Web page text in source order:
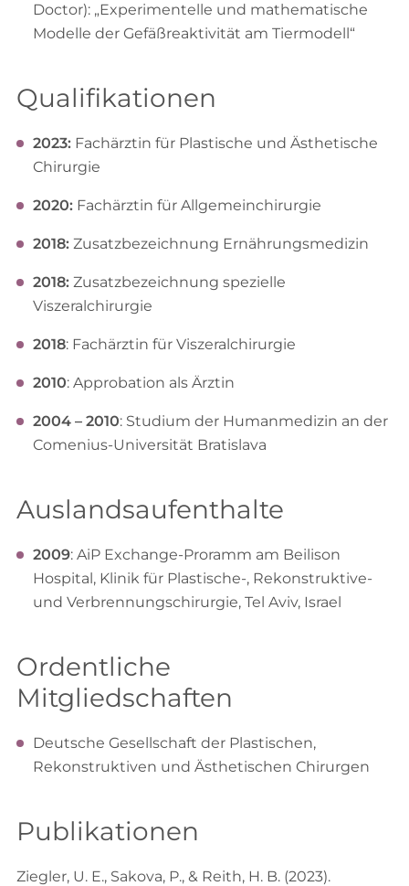
Doctor): „Experimentelle und mathematische
Modelle der Gefäßreaktivität am Tiermodell“
Qualifikationen
2023: Fachärztin für Plastische und Ästhetische
Chirurgie
2020: Fachärztin für Allgemeinchirurgie
2018: Zusatzbezeichnung Ernährungsmedizin
2018: Zusatzbezeichnung spezielle
Viszeralchirurgie
2018: Fachärztin für Viszeralchirurgie
2010: Approbation als Ärztin
2004 – 2010: Studium der Humanmedizin an der
Comenius-Universität Bratislava
Auslandsaufenthalte
2009: AiP Exchange-Proramm am Beilison
Hospital, Klinik für Plastische-, Rekonstruktive-
und Verbrennungschirurgie, Tel Aviv, Israel
Ordentliche
Mitgliedschaften
Deutsche Gesellschaft der Plastischen,
Rekonstruktiven und Ästhetischen Chirurgen
Publikationen
Ziegler, U. E., Sakova, P., & Reith, H. B. (2023).